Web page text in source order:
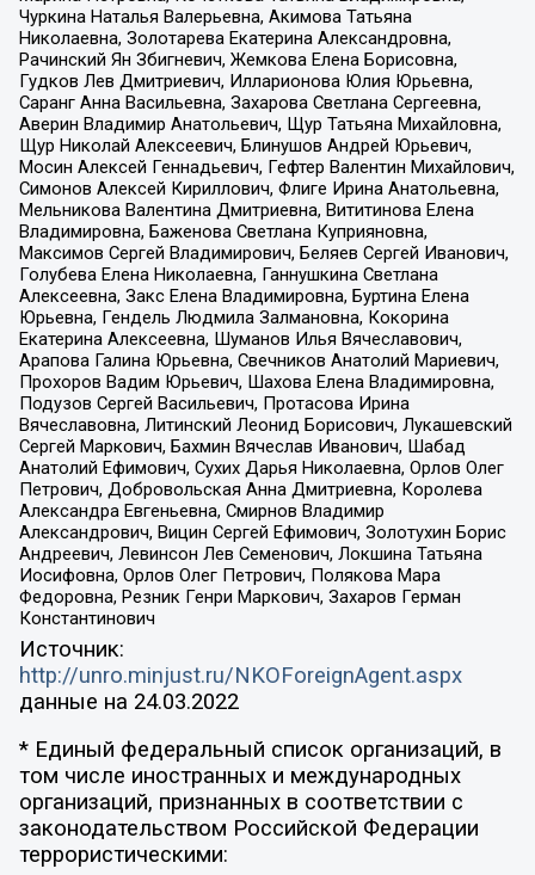
Чуркина Наталья Валерьевна, Акимова Татьяна
Николаевна, Золотарева Екатерина Александровна,
Рачинский Ян Збигневич, Жемкова Елена Борисовна,
Гудков Лев Дмитриевич, Илларионова Юлия Юрьевна,
Саранг Анна Васильевна, Захарова Светлана Сергеевна,
Аверин Владимир Анатольевич, Щур Татьяна Михайловна,
Щур Николай Алексеевич, Блинушов Андрей Юрьевич,
Мосин Алексей Геннадьевич, Гефтер Валентин Михайлович,
Симонов Алексей Кириллович, Флиге Ирина Анатольевна,
Мельникова Валентина Дмитриевна, Вититинова Елена
Владимировна, Баженова Светлана Куприяновна,
Максимов Сергей Владимирович, Беляев Сергей Иванович,
Голубева Елена Николаевна, Ганнушкина Светлана
Алексеевна, Закс Елена Владимировна, Буртина Елена
Юрьевна, Гендель Людмила Залмановна, Кокорина
Екатерина Алексеевна, Шуманов Илья Вячеславович,
Арапова Галина Юрьевна, Свечников Анатолий Мариевич,
Прохоров Вадим Юрьевич, Шахова Елена Владимировна,
Подузов Сергей Васильевич, Протасова Ирина
Вячеславовна, Литинский Леонид Борисович, Лукашевский
Сергей Маркович, Бахмин Вячеслав Иванович, Шабад
Анатолий Ефимович, Сухих Дарья Николаевна, Орлов Олег
Петрович, Добровольская Анна Дмитриевна, Королева
Александра Евгеньевна, Смирнов Владимир
Александрович, Вицин Сергей Ефимович, Золотухин Борис
Андреевич, Левинсон Лев Семенович, Локшина Татьяна
Иосифовна, Орлов Олег Петрович, Полякова Мара
Федоровна, Резник Генри Маркович, Захаров Герман
Константинович
Источник:
http://unro.minjust.ru/NKOForeignAgent.aspx
данные на 24.03.2022
* Единый федеральный список организаций, в
том числе иностранных и международных
организаций, признанных в соответствии с
законодательством Российской Федерации
террористическими: